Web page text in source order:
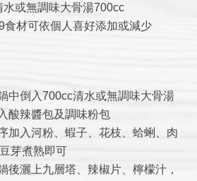
水或無調味大骨湯700cc
食材可依個人喜好添加或減少
中倒入700cc清水或無調味大骨湯
酸辣醬包及調味粉包
加入河粉、蝦子、花枝、蛤蜊、肉
芽煮熟即可
後灑上九層塔、辣椒片、檸檬汁，